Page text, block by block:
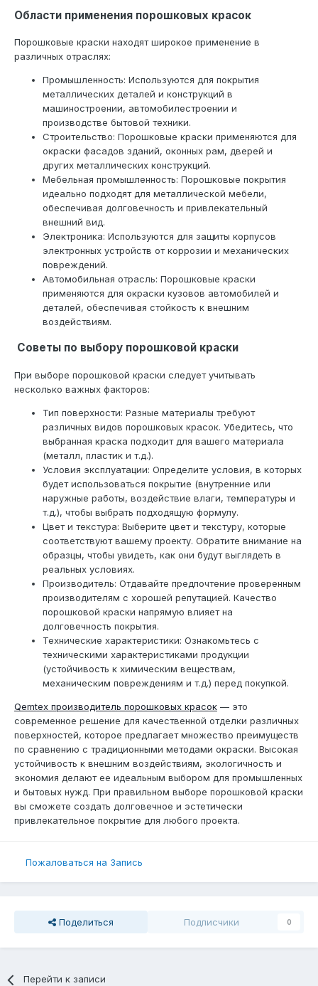
Области применения порошковых красок
Порошковые краски находят широкое применение в
различных отраслях:
Промышленность: Используются для покрытия
металлических деталей и конструкций в
машиностроении, автомобилестроении и
производстве бытовой техники.
Строительство: Порошковые краски применяются для
окраски фасадов зданий, оконных рам, дверей и
других металлических конструкций.
Мебельная промышленность: Порошковые покрытия
идеально подходят для металлической мебели,
обеспечивая долговечность и привлекательный
внешний вид.
Электроника: Используются для защиты корпусов
электронных устройств от коррозии и механических
повреждений.
Автомобильная отрасль: Порошковые краски
применяются для окраски кузовов автомобилей и
деталей, обеспечивая стойкость к внешним
воздействиям.
Советы по выбору порошковой краски
При выборе порошковой краски следует учитывать
несколько важных факторов:
Тип поверхности: Разные материалы требуют
различных видов порошковых красок. Убедитесь, что
выбранная краска подходит для вашего материала
(металл, пластик и т.д.).
Условия эксплуатации: Определите условия, в которых
будет использоваться покрытие (внутренние или
наружные работы, воздействие влаги, температуры и
т.д.), чтобы выбрать подходящую формулу.
Цвет и текстура: Выберите цвет и текстуру, которые
соответствуют вашему проекту. Обратите внимание на
образцы, чтобы увидеть, как они будут выглядеть в
реальных условиях.
Производитель: Отдавайте предпочтение проверенным
производителям с хорошей репутацией. Качество
порошковой краски напрямую влияет на
долговечность покрытия.
Технические характеристики: Ознакомьтесь с
техническими характеристиками продукции
(устойчивость к химическим веществам,
механическим повреждениям и т.д.) перед покупкой.
Qemtex производитель порошковых красок — это
современное решение для качественной отделки различных
поверхностей, которое предлагает множество преимуществ
по сравнению с традиционными методами окраски. Высокая
устойчивость к внешним воздействиям, экологичность и
экономия делают ее идеальным выбором для промышленных
и бытовых нужд. При правильном выборе порошковой краски
вы сможете создать долговечное и эстетически
привлекательное покрытие для любого проекта.
Пожаловаться на Запись
Поделиться Подписчики 0
Перейти к записи